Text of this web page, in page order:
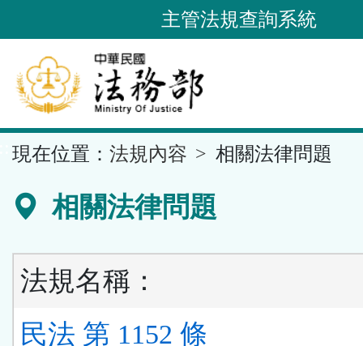
到
要
內
容
區
主管法規查詢系統
現在位置： 法規內容 相關法律問題
相關法律問題
法規名稱：
民法 第 1152 條